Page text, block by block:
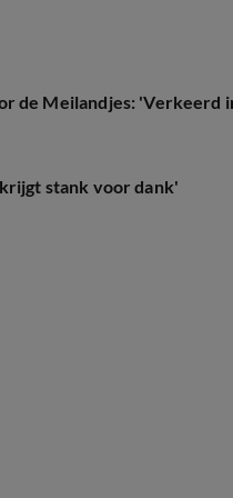
de Meilandjes: 'Verkeerd
stank voor dank'